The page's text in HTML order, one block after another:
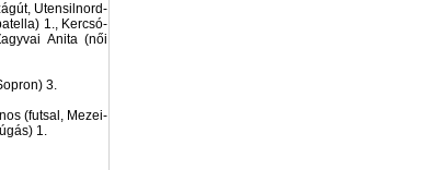
Utensilnord-
1., Kercsó-
Anita (női
3.
(futsal, Mezei-
1.